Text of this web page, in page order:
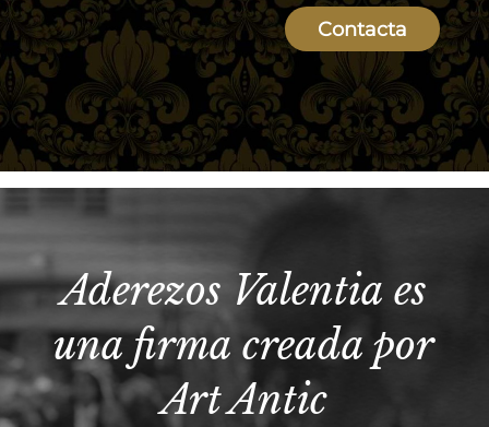
Contacta
Aderezos Valentia es
una firma creada por
Art Antic